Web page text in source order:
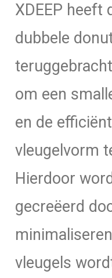
XDEEP heeft
dubbele
om een
en de
vleugelvorm
Hierdoor
gecreëerd
vleugels